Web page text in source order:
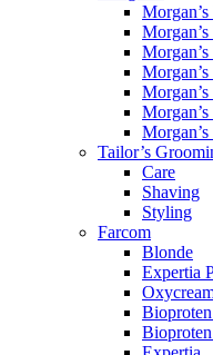
Tailor’s
Care
Shaving
Styling
Farcom
Blonde
Expertia